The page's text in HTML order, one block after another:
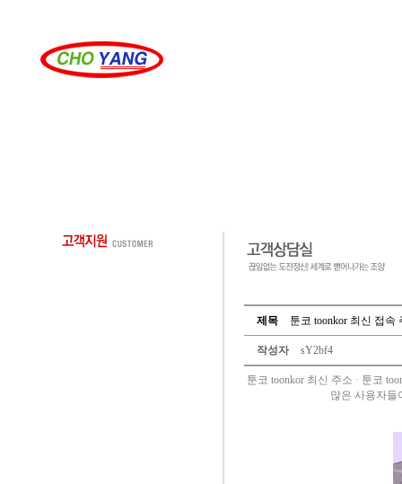
제목 툰코 toonkor 최신 접속
작성자 sY2bf4
툰코 toonkor 최신 주소 · 툰코
많은 사용자들